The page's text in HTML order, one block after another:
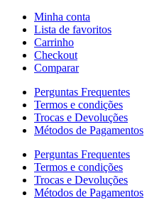
Minha conta
Lista de favoritos
Carrinho
Checkout
Comparar
Perguntas Frequentes
Termos e condições
Trocas e Devoluções
Métodos de Pagamentos
Perguntas Frequentes
Termos e condições
Trocas e Devoluções
Métodos de Pagamentos